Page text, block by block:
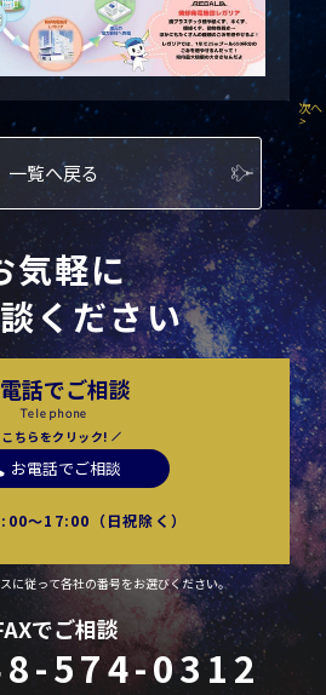
一覧へ戻る
次へ
>
気軽に
ください
話でご相談
Telephone
こちらをクリック!
お電話でご相談
〜17:00（日祝除く）
に従って各社の番号をお選びください。
でご相談
574-0312